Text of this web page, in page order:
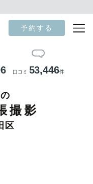
予約する
口コミ 53,446件
撮影
区